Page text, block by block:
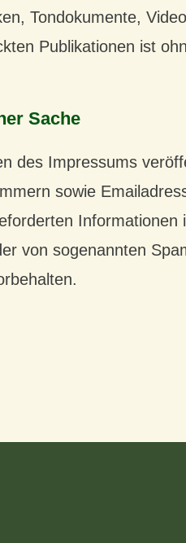
Tondokumente,
Publikationen ist
Sache
des Impressums
sowie
Informationen
von sogenannten